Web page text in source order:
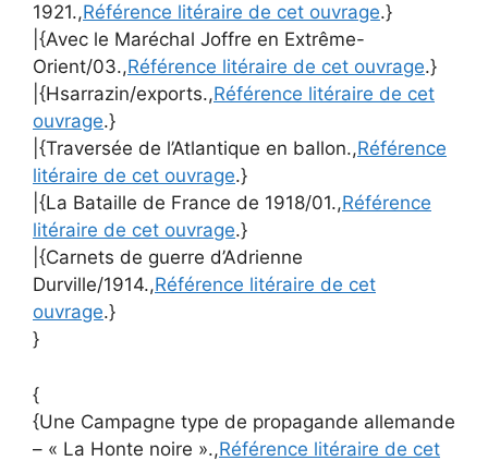
1921.,Référence litéraire de cet ouvrage.}
|{Avec le Maréchal Joffre en Extrême-
Orient/03.,Référence litéraire de cet ouvrage.}
|{Hsarrazin/exports.,Référence litéraire de cet
ouvrage.}
|{Traversée de l’Atlantique en ballon.,Référence
litéraire de cet ouvrage.}
|{La Bataille de France de 1918/01.,Référence
litéraire de cet ouvrage.}
|{Carnets de guerre d’Adrienne
Durville/1914.,Référence litéraire de cet
ouvrage.}
}
{
{Une Campagne type de propagande allemande
– « La Honte noire ».,Référence litéraire de cet